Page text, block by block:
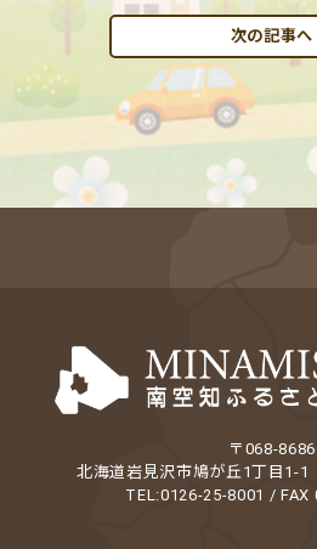
次の記事へ
〒068-8686
北海道岩見沢市鳩が丘1丁目1-1
TEL:0126-25-8001 / FAX